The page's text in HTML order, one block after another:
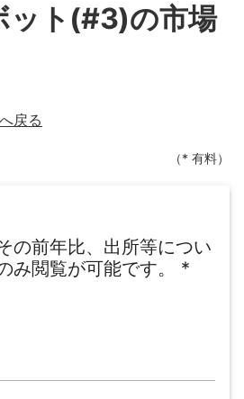
ット(#3)の市場
戻る
（* 有料）
の前年比、出所等につい
み閲覧が可能です。
*